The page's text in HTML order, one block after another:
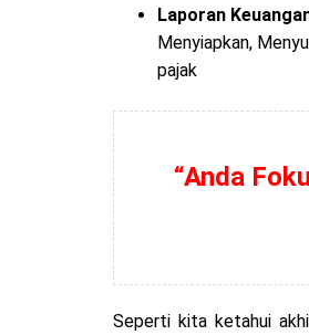
Laporan
Menyiapkan,
pajak
“Anda
Seperti kita ketahui